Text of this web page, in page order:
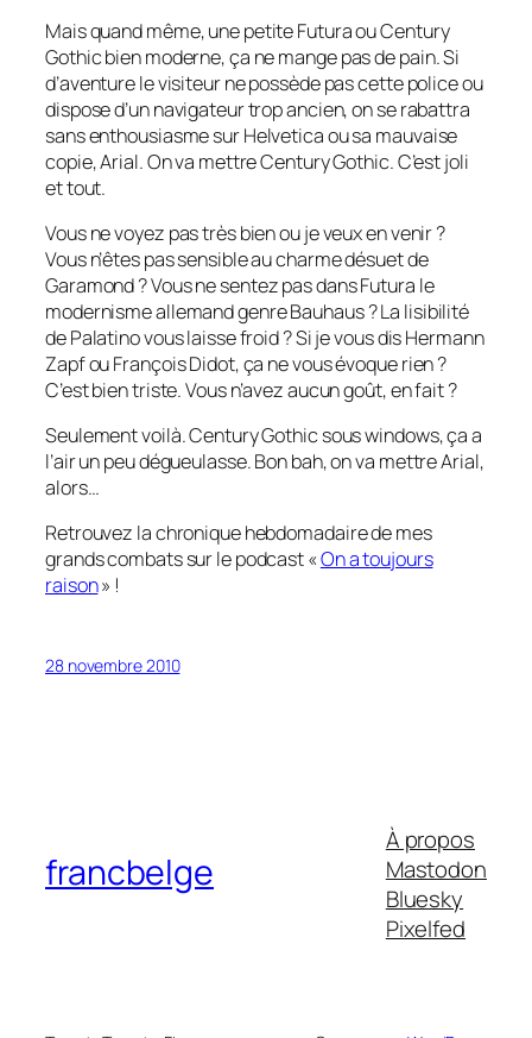
Mais quand même, une petite Futura ou Century
Gothic bien moderne, ça ne mange pas de pain. Si
d’aventure le visiteur ne possède pas cette police ou
dispose d’un navigateur trop ancien, on se rabattra
sans enthousiasme sur Helvetica ou sa mauvaise
copie, Arial. On va mettre Century Gothic. C’est joli
et tout.
Vous ne voyez pas très bien ou je veux en venir ?
Vous n’êtes pas sensible au charme désuet de
Garamond ? Vous ne sentez pas dans Futura le
modernisme allemand genre Bauhaus ? La lisibilité
de Palatino vous laisse froid ? Si je vous dis Hermann
Zapf ou François Didot, ça ne vous évoque rien ?
C’est bien triste. Vous n’avez aucun goût, en fait ?
Seulement voilà. Century Gothic sous windows, ça a
l’air un peu dégueulasse. Bon bah, on va mettre Arial,
alors…
Retrouvez la chronique hebdomadaire de mes
grands combats sur le podcast «On a toujours
raison» !
28 novembre 2010
francbelge
À propos
Mastodon
Bluesky
Pixelfed